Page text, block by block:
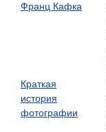
Франц Кафка
Краткая
история
фотографии